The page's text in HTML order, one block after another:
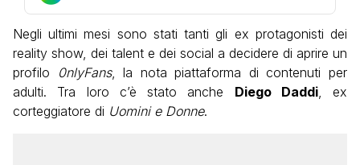
Negli ultimi mesi sono stati tanti gli ex protagonisti dei
reality show, dei talent e dei social a decidere di aprire un
profilo
0nlyFans, la nota piattaforma di contenuti per
adulti. Tra loro c’è stato anche Diego Daddi, ex
corteggiatore di Uomini e Donne.